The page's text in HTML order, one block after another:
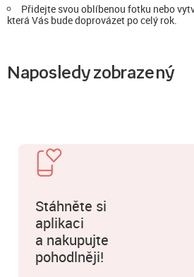
Přidejte svou oblíbenou fotku nebo
která Vás bude doprovázet po celý rok.
Naposledy zobrazený
Stáhněte si
aplikaci
a nakupujte
pohodlněji!